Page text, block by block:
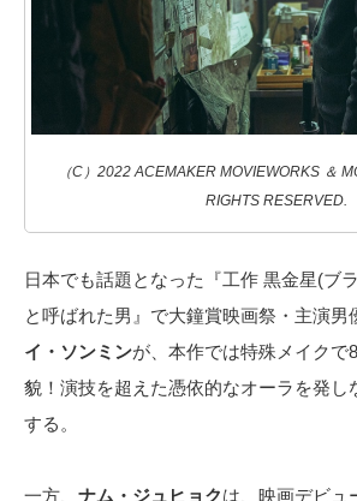
（C）2022 ACEMAKER MOVIEWORKS ＆
RIGHTS RESERVED.
日本でも話題となった『工作 黒金星(ブ
と呼ばれた男』で大鐘賞映画祭・主演男
イ・ソンミンが、本作では特殊メイクで
貌！演技を超えた憑依的なオーラを発し
する。
一方、 ナム・ジュヒョクは、映画デビュ